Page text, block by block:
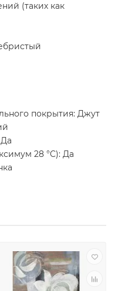
(таких как
покрытия: Джут
28 °C): Да